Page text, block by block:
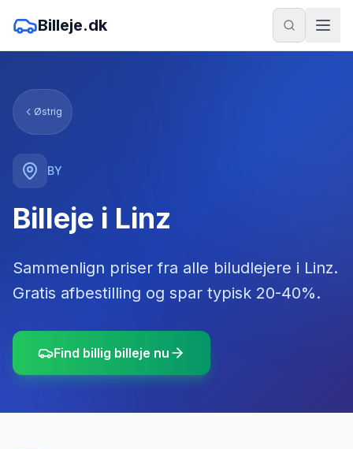
Billeje.dk
Østrig
BY
Billeje i Linz
Sammenlign priser fra alle biludlejere i Linz.
Gratis afbestilling og spar typisk 20-40%.
Find billig billeje nu